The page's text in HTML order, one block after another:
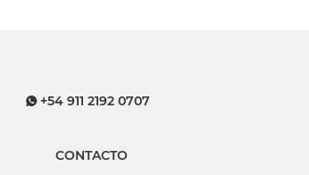
+54 911 2192 0707
CONTACTO